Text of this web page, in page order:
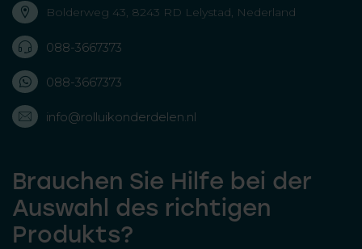
Bolderweg 43, 8243 RD Lelystad, Nederland
088-3667373
088-3667373
info@rolluikonderdelen.nl
Brauchen Sie Hilfe bei der
Auswahl des richtigen
Produkts?